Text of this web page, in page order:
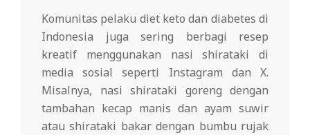
Komunitas pelaku diet keto dan diabetes di
Indonesia juga sering berbagi resep
kreatif menggunakan nasi shirataki di
media sosial seperti Instagram dan X.
Misalnya, nasi shirataki goreng dengan
tambahan kecap manis dan ayam suwir
atau shirataki bakar dengan bumbu rujak